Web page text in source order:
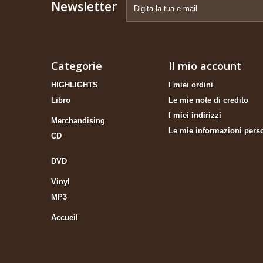
Newsletter
Categorie
HIGHLIGHTS
Libro
Merchandising
CD
DVD
Vinyl
MP3
Accueil
Il mio account
I miei ordini
Le mie note di credito
I miei indirizzi
Le mie informazioni